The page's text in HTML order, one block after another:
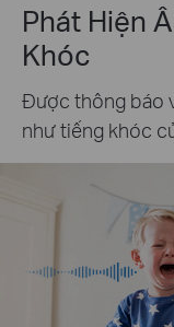
Phát Hiện
Khóc
Được thông báo
như tiếng khóc